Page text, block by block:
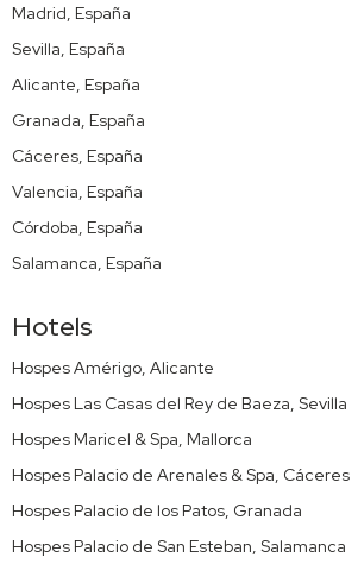
Madrid, España
Sevilla, España
Alicante, España
Granada, España
Cáceres, España
Valencia, España
Córdoba, España
Salamanca, España
Hotels
Hospes Amérigo, Alicante
Hospes Las Casas del Rey de Baeza, Sevilla
Hospes Maricel & Spa, Mallorca
Hospes Palacio de Arenales & Spa, Cáceres
Hospes Palacio de los Patos, Granada
Hospes Palacio de San Esteban, Salamanca